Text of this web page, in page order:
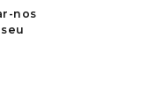
nos